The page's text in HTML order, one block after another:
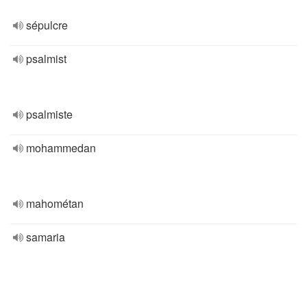
sépulcre
psalmist
psalmiste
mohammedan
mahométan
samaria